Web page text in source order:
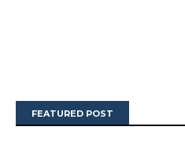
FEATURED POST